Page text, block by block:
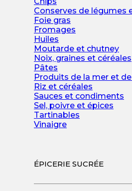
Conserves de légumes
Foie gras
Fromages
Huiles
Moutarde et chutney
Noix, graines et céréales
Pâtes
Produits de la mer et
Riz et céréales
Sauces et condiments
Sel, poivre et épices
Tartinables
Vinaigre
ÉPICERIE SUCRÉE